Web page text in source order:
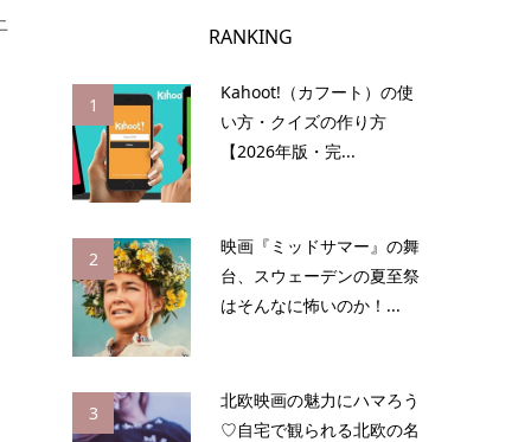
RANKING
1
Kahoot!（カフート）の使
い方・クイズの作り方
【2026年版・完...
2
映画『ミッドサマー』の舞
台、スウェーデンの夏至祭
はそんなに怖いのか！...
3
北欧映画の魅力にハマろう
♡自宅で観られる北欧の名